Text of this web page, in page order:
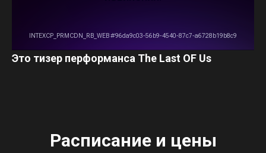
Это тизер перформанса The Last OF Us
Расписание и цены